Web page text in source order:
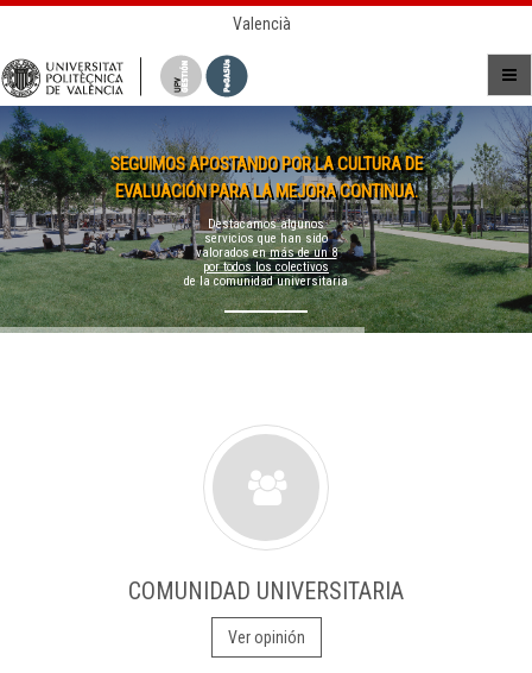
Valencià
SEGUIMOS APOSTANDO POR LA CULTURA DE
EVALUACIÓN PARA LA MEJORA CONTINUA.
Destacamos algunos
servicios que han sido
valorados enmás de un 8
por todos los colectivos
de la comunidad universitaria
COMUNIDAD UNIVERSITARIA
Ver opinión